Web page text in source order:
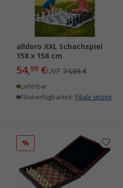
alldoro XXL Schachspiel
158 x 158 cm
54,99 €UVP 74,99 €
Lieferbar
Filialverfügbarkeit: Filiale setzen
%